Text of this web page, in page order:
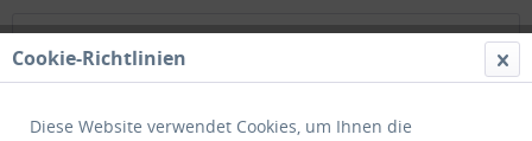
Schubladenblock
Cookie-Richtlinien
Diese Website verwendet Cookies, um Ihnen die